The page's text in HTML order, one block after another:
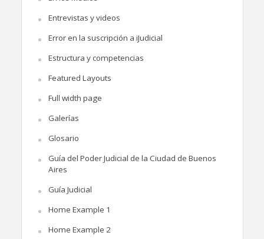
Entrevistas y videos
Error en la suscripción a iJudicial
Estructura y competencias
Featured Layouts
Full width page
Galerías
Glosario
Guía del Poder Judicial de la Ciudad de Buenos
Aires
Guía Judicial
Home Example 1
Home Example 2